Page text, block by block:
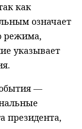
как
означает
режима,
указывает
—
президента,